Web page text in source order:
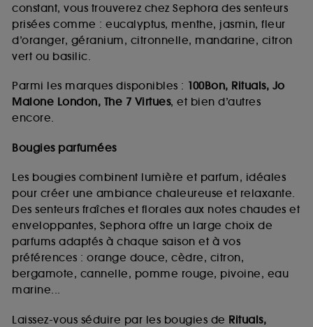
constant, vous trouverez chez Sephora des senteurs
prisées comme : eucalyptus, menthe, jasmin, fleur
d’oranger, géranium, citronnelle, mandarine, citron
vert ou basilic.
Parmi les marques disponibles : 100Bon, Rituals, Jo
Malone London, The 7 Virtues, et bien d’autres
encore.
Bougies parfumées
Les bougies combinent lumière et parfum, idéales
pour créer une ambiance chaleureuse et relaxante.
Des senteurs fraîches et florales aux notes chaudes et
enveloppantes, Sephora offre un large choix de
parfums adaptés à chaque saison et à vos
préférences : orange douce, cèdre, citron,
bergamote, cannelle, pomme rouge, pivoine, eau
marine...
Laissez-vous séduire par les bougies de Rituals,